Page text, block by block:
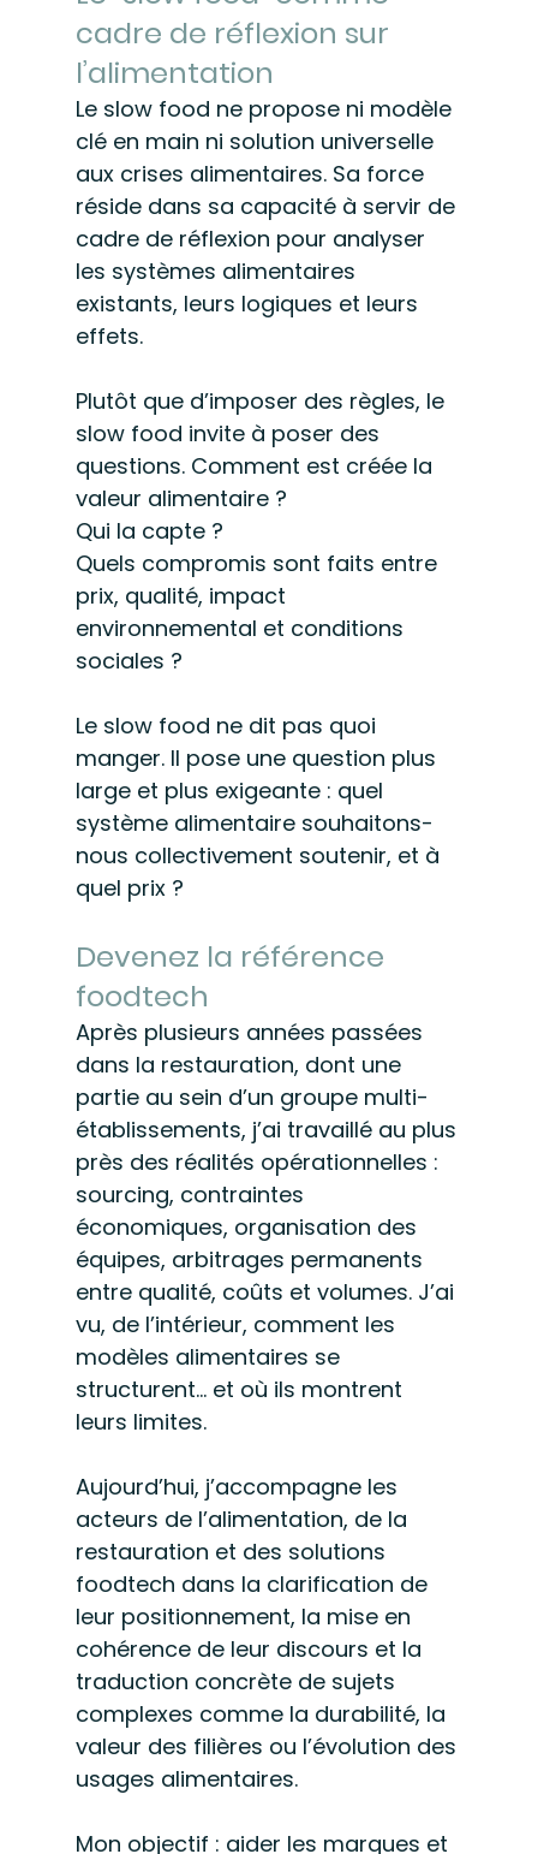
cadre de réflexion sur
l’alimentation
Le slow food ne propose ni modèle
clé en main ni solution universelle
aux crises alimentaires. Sa force
réside dans sa capacité à servir de
cadre de réflexion pour analyser
les systèmes alimentaires
existants, leurs logiques et leurs
effets.
Plutôt que d’imposer des règles, le
slow food invite à poser des
questions. Comment est créée la
valeur alimentaire ?
Qui la capte ?
Quels compromis sont faits entre
prix, qualité, impact
environnemental et conditions
sociales ?
Le slow food ne dit pas quoi
manger. Il pose une question plus
large et plus exigeante : quel
système alimentaire souhaitons-
nous collectivement soutenir, et à
quel prix ?
Devenez la référence
foodtech
Après plusieurs années passées
dans la restauration, dont une
partie au sein d’un groupe multi-
établissements, j’ai travaillé au plus
près des réalités opérationnelles :
sourcing, contraintes
économiques, organisation des
équipes, arbitrages permanents
entre qualité, coûts et volumes. J’ai
vu, de l’intérieur, comment les
modèles alimentaires se
structurent… et où ils montrent
leurs limites.
Aujourd’hui, j’accompagne les
acteurs de l’alimentation, de la
restauration et des solutions
foodtech dans la clarification de
leur positionnement, la mise en
cohérence de leur discours et la
traduction concrète de sujets
complexes comme la durabilité, la
valeur des filières ou l’évolution des
usages alimentaires.
Mon objectif : aider les marques et